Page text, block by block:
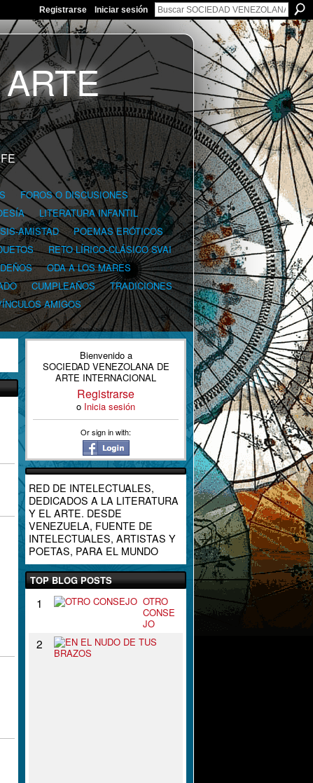
Registrarse Iniciar sesión
FOROS O DISCUSIONES
LITERATURA INFANTIL
AMISTAD
POEMAS ERÓTICOS
RETO LÍRICO-CLÁSICO SVAI
ODA A LOS MARES
CUMPLEAÑOS
TRADICIONES
AMIGOS
Bienvenido a
SOCIEDAD VENEZOLANA DE
ARTE INTERNACIONAL
Registrarse
o Inicia sesión
Or sign in with:
RED DE INTELECTUALES,
DEDICADOS A LA LITERATURA
Y EL ARTE. DESDE
VENEZUELA, FUENTE DE
INTELECTUALES, ARTISTAS Y
POETAS, PARA EL MUNDO
TOP BLOG POSTS
1
OTRO
CONSE
JO
2